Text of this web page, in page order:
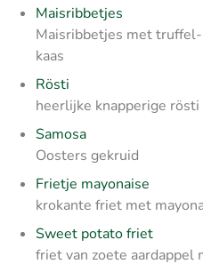
Maisribbetjes
Maisribbetjes met truffel-
kaas
Rösti
heerlijke knapperige rösti
Samosa
Oosters gekruid
Frietje mayonaise
krokante friet met
Sweet potato friet
friet van zoete